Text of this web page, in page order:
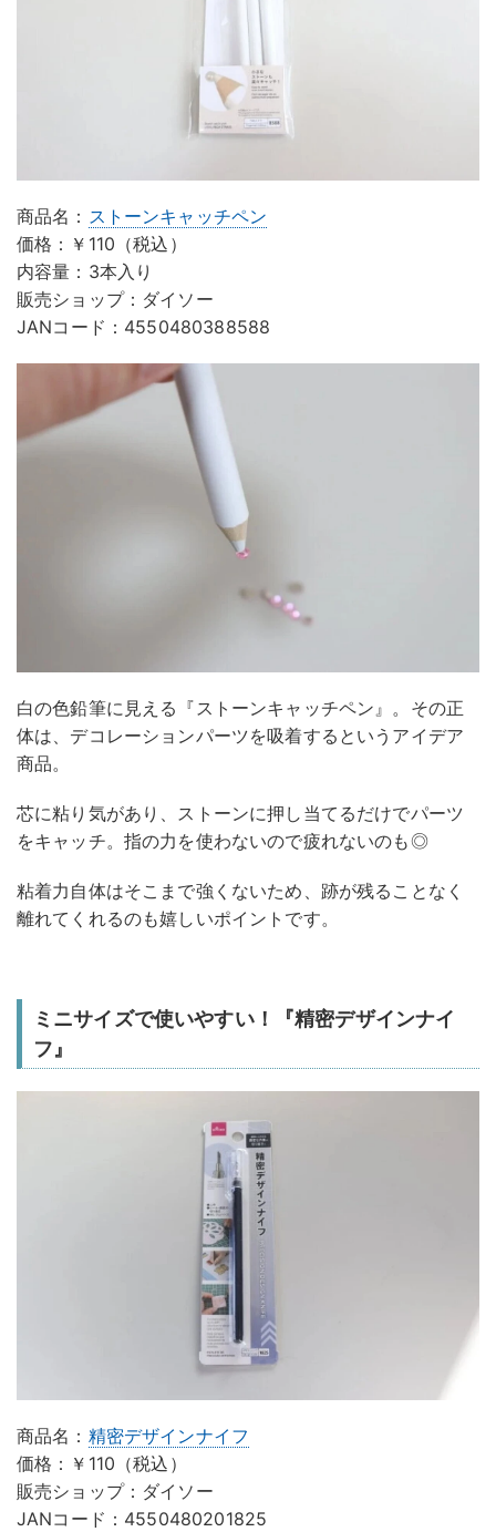
商品名： ストーンキャッチペン
価格：￥110（税込）
内容量：3本入り
販売ショップ：ダイソー
JANコード：4550480388588
白の色鉛筆に見える『ストーンキャッチペン』。その正
体は、デコレーションパーツを吸着するというアイデア
商品。
芯に粘り気があり、ストーンに押し当てるだけでパーツ
をキャッチ。指の力を使わないので疲れないのも◎
粘着力自体はそこまで強くないため、跡が残ることなく
離れてくれるのも嬉しいポイントです。
ミニサイズで使いやすい！『精密デザインナイ
フ』
商品名： 精密デザインナイフ
価格：￥110（税込）
販売ショップ：ダイソー
JANコード：4550480201825